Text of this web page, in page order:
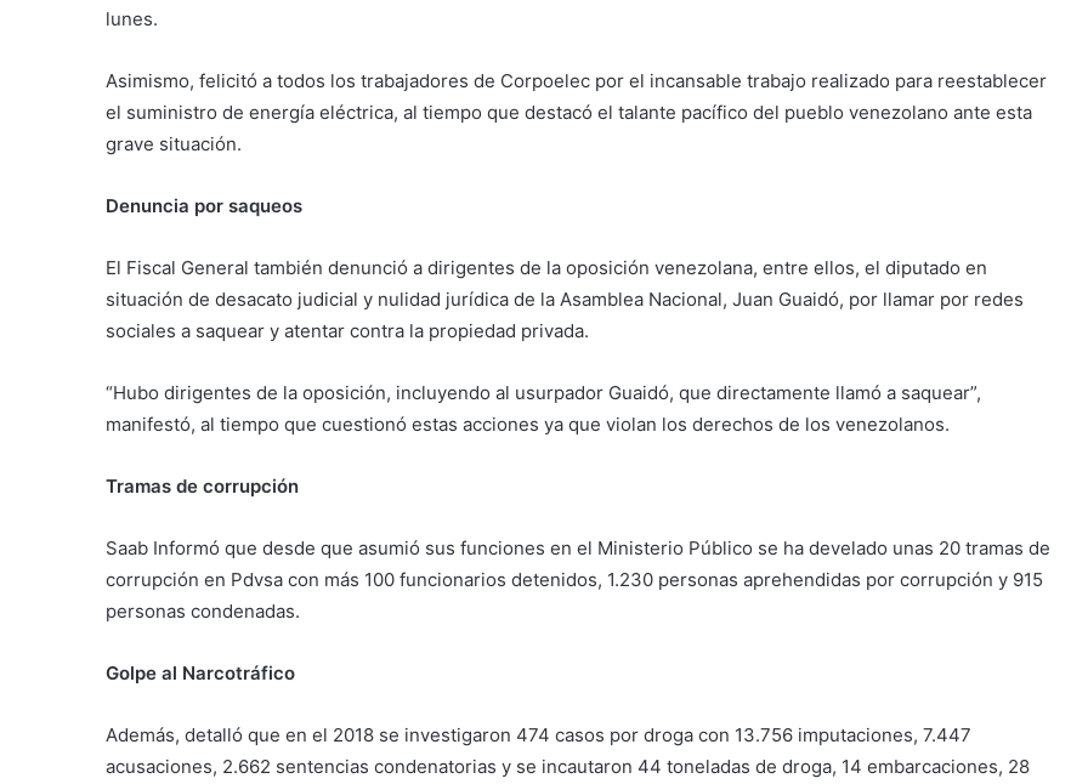
lunes.
Asimismo, felicitó a todos los trabajadores de Corpoelec por el incansable trabajo realizado para reestablecer
el suministro de energía eléctrica, al tiempo que destacó el talante pacífico del pueblo venezolano ante esta
grave situación.
Denuncia por saqueos
El Fiscal General también denunció a dirigentes de la oposición venezolana, entre ellos, el diputado en
situación de desacato judicial y nulidad jurídica de la Asamblea Nacional, Juan Guaidó, por llamar por redes
sociales a saquear y atentar contra la propiedad privada.
“Hubo dirigentes de la oposición, incluyendo al usurpador Guaidó, que directamente llamó a saquear”,
manifestó, al tiempo que cuestionó estas acciones ya que violan los derechos de los venezolanos.
Tramas de corrupción
Saab Informó que desde que asumió sus funciones en el Ministerio Público se ha develado unas 20 tramas de
corrupción en Pdvsa con más 100 funcionarios detenidos, 1.230 personas aprehendidas por corrupción y 915
personas condenadas.
Golpe al Narcotráfico
Además, detalló que en el 2018 se investigaron 474 casos por droga con 13.756 imputaciones, 7.447
acusaciones, 2.662 sentencias condenatorias y se incautaron 44 toneladas de droga, 14 embarcaciones, 28